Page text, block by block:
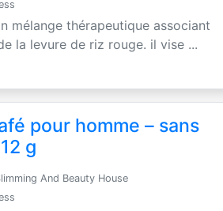
mélange thérapeutique associant
la levure de riz rouge. il vise ...
pour homme – sans
g
And Beauty House